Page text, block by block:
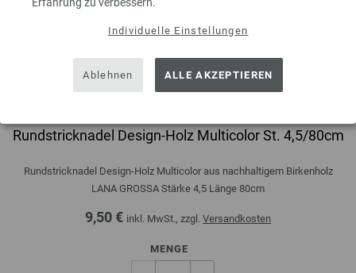
Individuelle Einstellungen
Ablehnen ALLE AKZEPTIEREN
Rundstricknadel Design-Holz Multicolor St. 4,5/80cm
Rundstricknadel Design-Holz Multicolor aus nachhaltigem Birkenholz
LANA GROSSA Stärke 4,5 Länge 80cm
9,50 € inkl. MwSt., zzgl. Versandkosten
MENGE